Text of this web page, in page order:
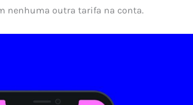
nenhuma outra tarifa na conta.